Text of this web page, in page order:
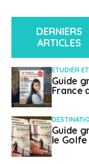
DERNIERS
ARTICLES
ETUDIER
Guide
France
Guide
le Golfe